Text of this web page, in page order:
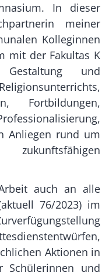
In dieser
meiner
Kolleginnen
mit der Fakultas K
und
Fortbildungen,
Anliegen rund um
auch an alle
76/2023) im
Aktionen in
Schülerinnen und